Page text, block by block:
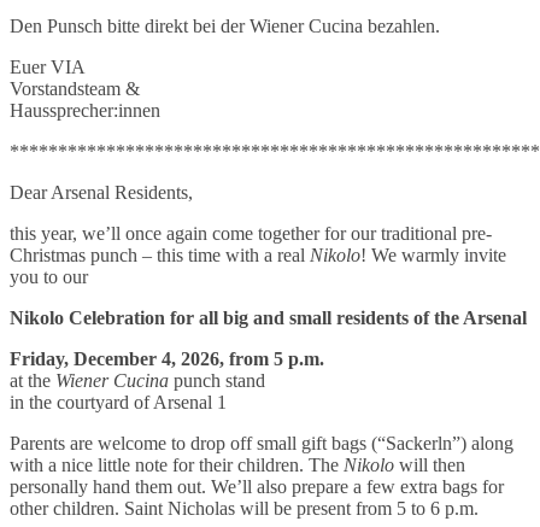
Den Punsch bitte direkt bei der Wiener Cucina bezahlen.
Euer VIA
Vorstandsteam &
Haussprecher:innen
*******************************************************
Dear Arsenal Residents,
this year, we’ll once again come together for our traditional pre-
Christmas punch – this time with a real Nikolo! We warmly invite
you to our
Nikolo Celebration for all big and small residents of the Arsenal
Friday, December 4, 2026, from 5 p.m.
at the Wiener Cucina punch stand
in the courtyard of Arsenal 1
Parents are welcome to drop off small gift bags (“Sackerln”) along
with a nice little note for their children. The Nikolo will then
personally hand them out. We’ll also prepare a few extra bags for
other children. Saint Nicholas will be present from 5 to 6 p.m.